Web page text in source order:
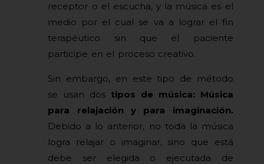
receptor o el escucha, y la música es el
medio por el cual se va a lograr el fin
terapéutico sin que el paciente
participe en el proceso creativo.
Sin embargo, en este tipo de método
se usan dos tipos de música: Música
para relajación y para imaginación.
Debido a lo anterior, no toda la música
logra relajar o imaginar, sino que está
debe ser elegida o ejecutada de